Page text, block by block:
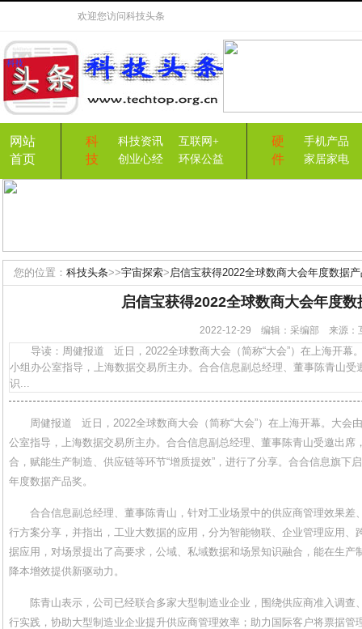
欢迎您访问科技头条
网站
首页
科
技
科技资讯
互联网+
创业心经
环保公益
硬
件
手机产品
家居家电
您的位置： 科技头条>>宇宙探索> 启信宝获得2022全球数商大会年度数据
启信宝获得2022全球数商大会年度数
2022-12-29 编辑：采编部 来源
导读：周健报道 近日，2022全球数商大会（简称“大会”）在上海开幕
小组办公室指导，上海数据交易所主办。合合信息副总经理、董事陈青山
识...
周健报道 近日，2022全球数商大会（简称“大会”）在上海开幕。大会
公室指导，上海数据交易所主办。合合信息副总经理、董事陈青山受邀出席
合，赋能生产制造、供应链等环节“增质提效”，进行了分享。合合信息旗下
年度数据产品奖。
合合信息副总经理、董事陈青山，针对工业场景中的供应商管理效果差
行方案分享，并指出，工业大数据的应用，分为智能物联、企业管理应用、
据应用，对场景提出了高要求，公域、私域数据和场景知识融合，能在生产
降本增效提供新驱动力。
陈青山表示，公司已经联合多家大型制造业企业，围绕供应商准入调查
行实践，协助大型制造业企业提升供应商管理效率；助力国际客户将票据管